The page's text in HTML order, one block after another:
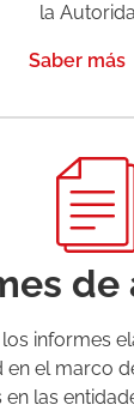
la
Saber más
de
informes
en el marco
las